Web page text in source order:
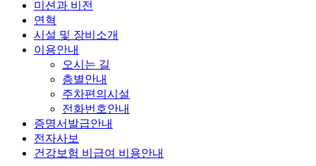
미션과 비전
연혁
시설 및 장비소개
이용안내
오시는 길
층별안내
주차편의시설
전화번호안내
증명서발급안내
전자사보
건강보험 비급여 비용안내